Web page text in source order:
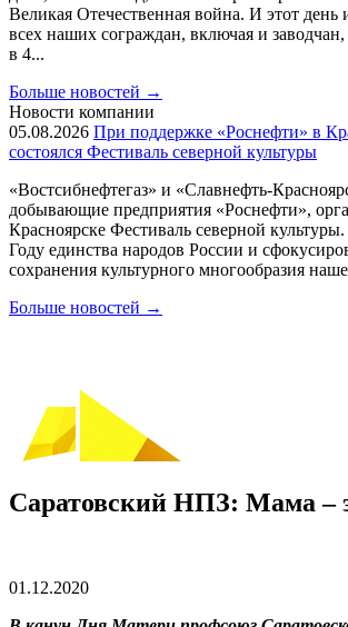
Великая Отечественная война. И этот день
всех наших сограждан, включая и
в 4...
Больше новостей →
Новости компании
05.08.2026 При поддержке «Роснефти» в
состоялся Фестиваль северной культуры
«Востсибнефтегаз» и «Славнефть-
добывающие предприятия «Роснефти»,
Красноярске Фестиваль северной
Году единства народов России и
сохранения культурного многообразия
Больше новостей →
Саратовский НПЗ: Мама –
01.12.2020